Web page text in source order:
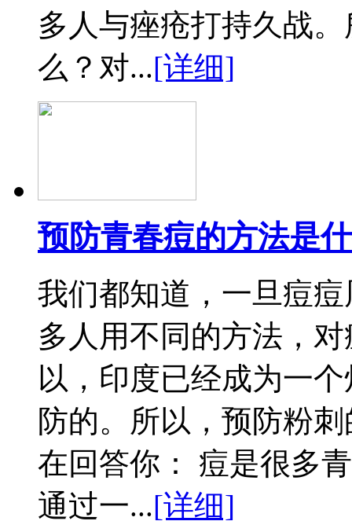
多人与痤疮打持久战
么？对...[详细]
预防青春痘的方法是
我们都知道，一旦痘
多人用不同的方法，
以，印度已经成为一
防的。所以，预防粉
在回答你： 痘是很多
通过一...[详细]